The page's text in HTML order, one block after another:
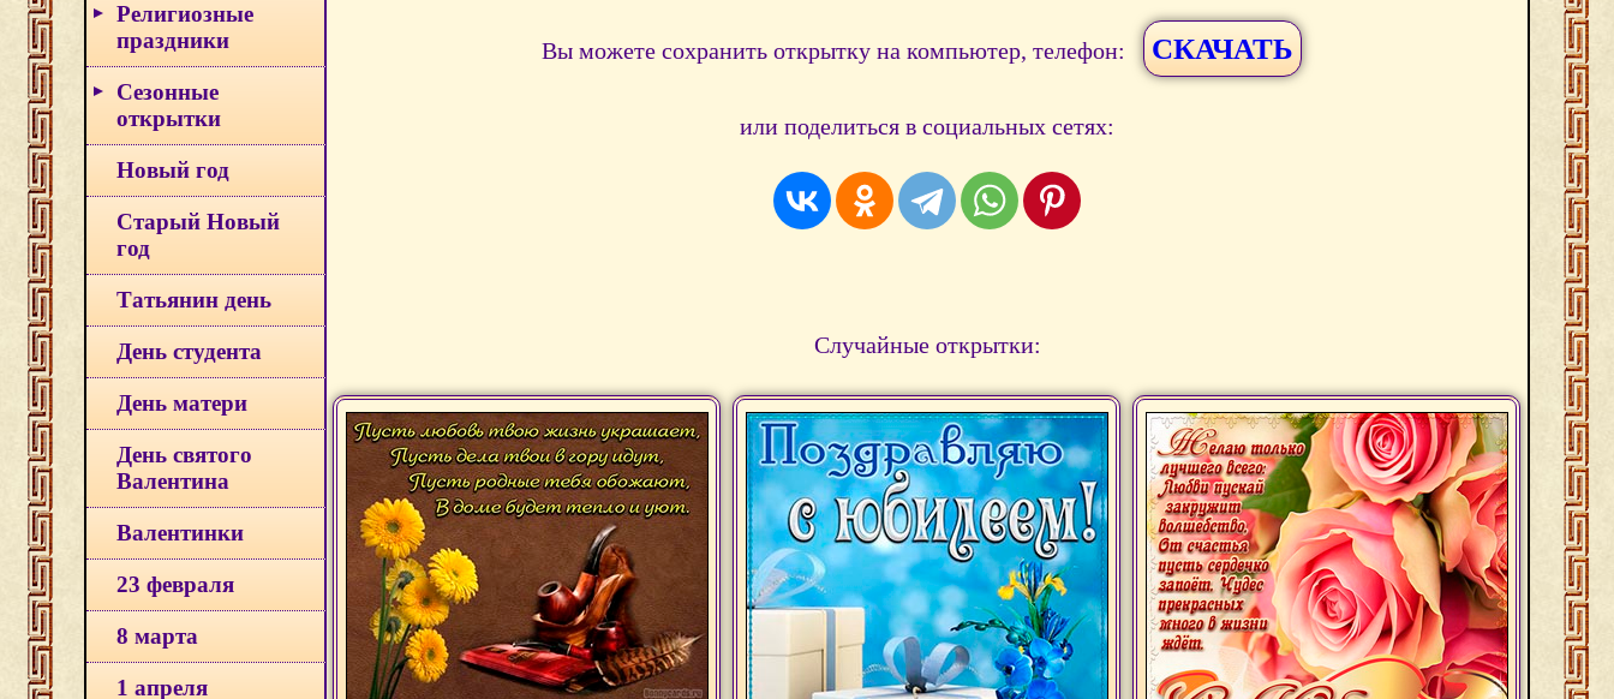
Религиозные
праздники
Сезонные
открытки
Новый год
Старый Новый
год
Татьянин день
День студента
День матери
День святого
Валентина
Валентинки
23 февраля
8 марта
1 апреля
Вы можете сохранить открытку на компьютер, телефон: СКАЧАТЬ
или поделиться в социальных сетях:
Случайные открытки: